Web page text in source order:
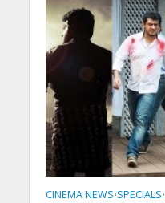
CINEMA NEWS•SPECIALS•